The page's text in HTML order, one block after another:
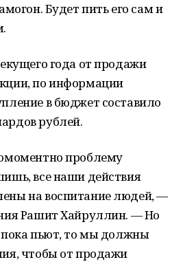
Будет пить его сам и
года от продажи
по информации
в бюджет составило
рублей.
проблему
все наши действия
на воспитание людей, —
Рашит Хайруллин. — Но
пьют, то мы должны
чтобы от продажи